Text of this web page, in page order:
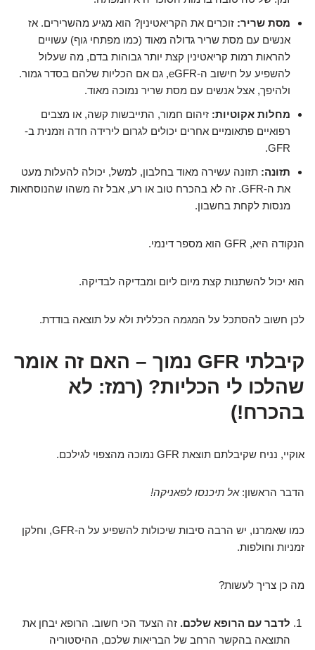
מסת שריר: זוכרים את הקריאטינין? הוא מגיע מהשרירים. אז
אנשים עם מסת שריר גדולה מאוד (כמו מפתחי גוף) עשויים
להראות רמות קריאטינין קצת יותר גבוהות בדם, מה שעלול
להשפיע על חישוב ה-eGFR, גם אם הכליות שלהם בסדר גמור.
ולהיפך, אצל אנשים עם מסת שריר נמוכה מאוד.
מחלות אקוטיות: זיהום חמור, התייבשות קשה, או מצבים
רפואיים פתאומיים אחרים יכולים לגרום לירידה חדה וזמנית ב-
GFR.
תזונה: תזונה עשירה מאוד בחלבון, למשל, יכולה להעלות מעט
את ה-GFR. זה לא בהכרח טוב או רע, אבל זה משהו שהנוסחאות
מנסות לקחת בחשבון.
הנקודה היא, GFR הוא מספר דינמי.
הוא יכול להשתנות קצת מיום ליום ומבדיקה לבדיקה.
לכן חשוב להסתכל על המגמה הכללית ולא על תוצאה בודדת.
קיבלתי GFR נמוך – האם זה אומר
שהלכו לי הכליות? (רמז: לא
בהכרח!)
אוקיי, נניח שקיבלתם תוצאת GFR נמוכה מהצפוי לגילכם.
הדבר הראשון:אל תיכנסו לפאניקה!
כמו שאמרנו, יש הרבה סיבות שיכולות להשפיע על ה-GFR, וחלקן
זמניות וחולפות.
מה כן צריך לעשות?
לדבר עם הרופא שלכם. זה הצעד הכי חשוב. הרופא יבחן את
התוצאה בהקשר הרחב של הבריאות שלכם, ההיסטוריה